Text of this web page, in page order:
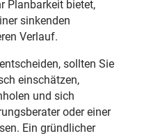
Planbarkeit bietet,
sinkenden
Verlauf.
sollten Sie
einschätzen,
und sich
oder einer
Ein gründlicher